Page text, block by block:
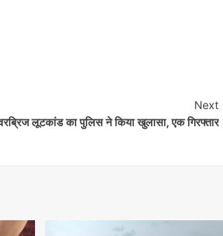
Next
लूटकांड का पुलिस ने किया खुलासा, एक गिरफ्तार